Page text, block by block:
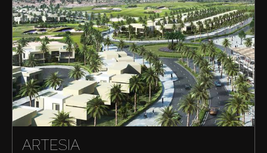
ARTESIA